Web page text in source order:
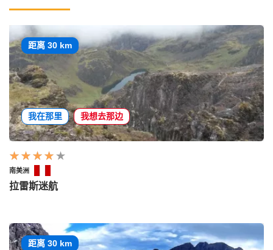
距离 30 km
我在那里 我想去那边
南美洲
拉雷斯迷航
距离 30 km